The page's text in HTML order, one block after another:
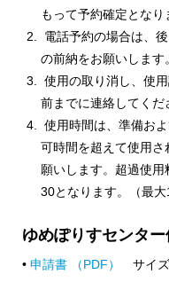
もって予約確定となり
電話予約の場合は、
の前納をお願いします。
使用の取り消し、使
前までに連絡してくだ
使用時間は、準備お
可時間を超えて使用
願いします。超過使
30となります。（最大
ゆめぽりすセンタ
• 申請書 （PDF）
サイ